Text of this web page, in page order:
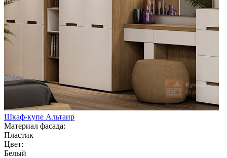
Шкаф-купе Альтаир
Материал фасада:
Пластик
Цвет:
Белый